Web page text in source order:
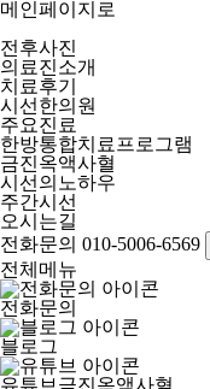
메인페이지로
전후사진
의료진소개
치료후기
시선한의원
주요진료
한방통합치료프로그램
금진옥액사혈
시선의노하우
주간시선
오시는길
전화문의 010-5006-6569
전체메뉴
전화문의
블로그
유튜브 금진옥액사혈